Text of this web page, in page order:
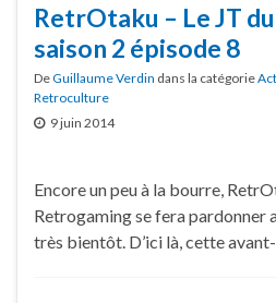
RetrOtaku – Le JT
saison 2 épisode 8
DeGuillaume Verdin dans la catégorie
Retroculture
9 juin 2014
Encore un peu à la bourre,
Retrogaming se fera pardonner
très bientôt. D’ici là, cette